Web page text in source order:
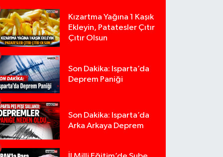
Kızartma Yağına 1 Kaşık
Ekleyin, Patatesler Çıtır
Çıtır Olsun
Son Dakika: Isparta’da
Deprem Paniği
Son Dakika: Isparta’da
Arka Arkaya Deprem